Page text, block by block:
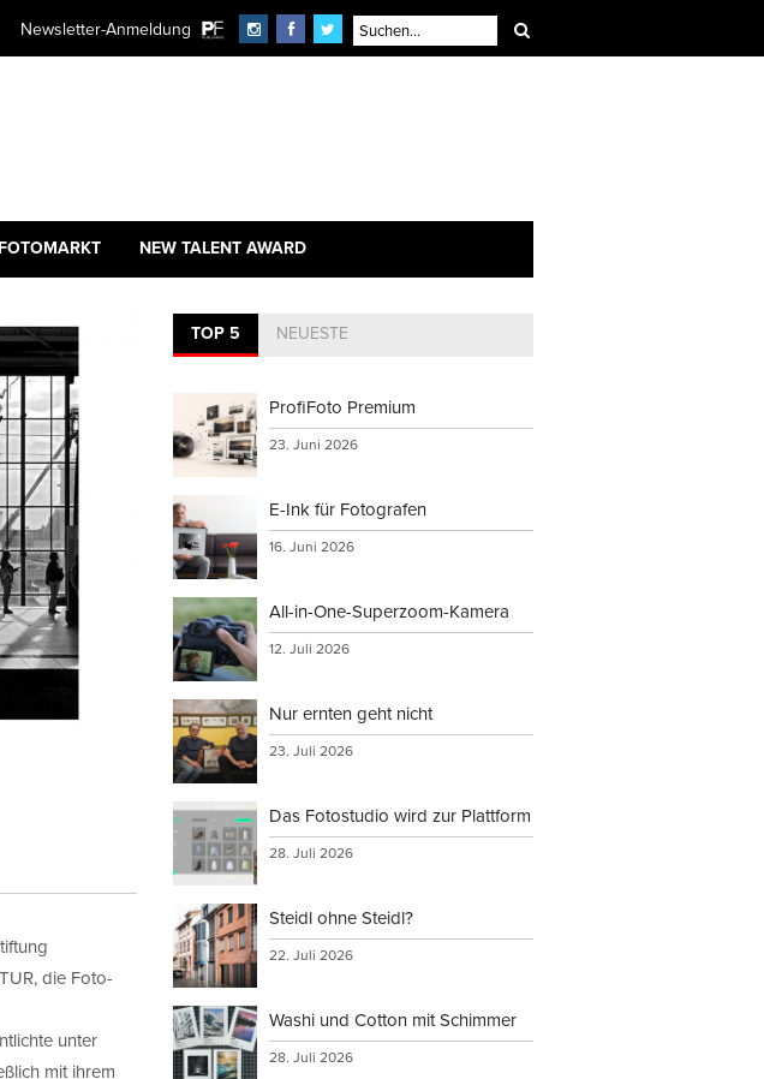
Newsletter-Anmeldung
FOTOMARKT NEW TALENT AWARD
die Foto-
unter
mit ihrem
TOP 5 NEUESTE
ProfiFoto Premium
23. Juni 2026
E-Ink für Fotografen
16. Juni 2026
All-in-One-Superzoom-Kamera
12. Juli 2026
Nur ernten geht nicht
23. Juli 2026
Das Fotostudio wird zur Plattform
28. Juli 2026
Steidl ohne Steidl?
22. Juli 2026
Washi und Cotton mit Schimmer
28. Juli 2026